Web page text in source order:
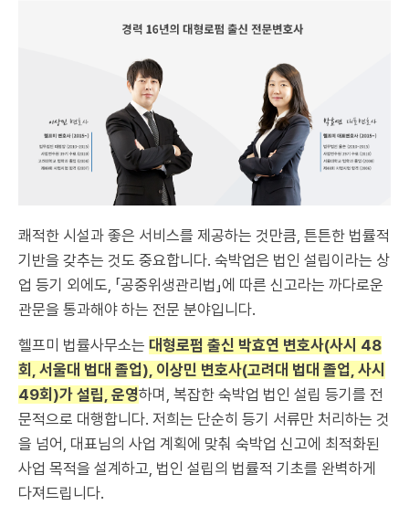
쾌적한 시설과 좋은 서비스를 제공하는 것만큼, 튼튼한 법률적
기반을 갖추는 것도 중요합니다. 숙박업은 법인 설립이라는 상
업 등기 외에도, 「공중위생관리법」에 따른 신고라는 까다로운
관문을 통과해야 하는 전문 분야입니다.
헬프미 법률사무소는 대형로펌 출신 박효연 변호사(사시 48
회, 서울대 법대 졸업), 이상민 변호사(고려대 법대 졸업, 사시
49회)가 설립, 운영하며, 복잡한 숙박업 법인 설립 등기를 전
문적으로 대행합니다. 저희는 단순히 등기 서류만 처리하는 것
을 넘어, 대표님의 사업 계획에 맞춰 숙박업 신고에 최적화된
사업 목적을 설계하고, 법인 설립의 법률적 기초를 완벽하게
다져드립니다.